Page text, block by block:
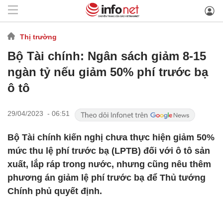
Thị trường
Bộ Tài chính: Ngân sách giảm 8-15
ngàn tỷ nếu giảm 50% phí trước bạ
ô tô
29/04/2023 - 06:51
Bộ Tài chính kiến nghị chưa thực hiện giảm 50%
mức thu lệ phí trước bạ (LPTB) đối với ô tô sản
xuất, lắp ráp trong nước, nhưng cũng nêu thêm
phương án giảm lệ phí trước bạ để Thủ tướng
Chính phủ quyết định.